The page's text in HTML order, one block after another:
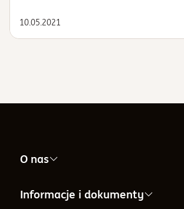
które zaczynają przeżywać swoją drugą
naszym nowym produkcie - NN (L)
10.05.2021
O nas
Nasza firma
Informacje i dokumenty